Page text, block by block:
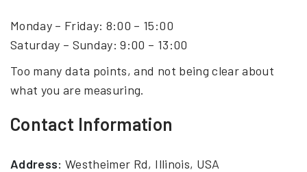
Monday – Friday: 8:00 – 15:00
Saturday – Sunday: 9:00 – 13:00
Too many data points, and not being clear about
what you are measuring.
Contact Information
Address: Westheimer Rd, Illinois, USA